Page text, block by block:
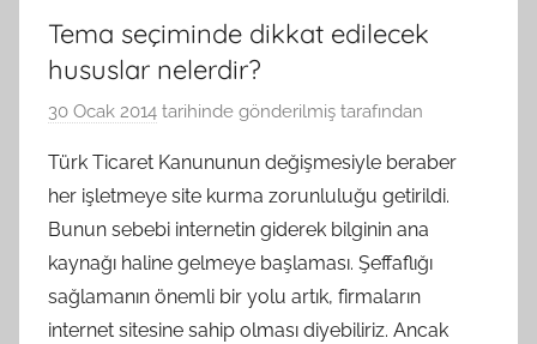
Tema seçiminde dikkat edilecek
hususlar nelerdir?
30 Ocak 2014 tarihinde gönderilmiş tarafından
Türk Ticaret Kanununun değişmesiyle beraber
her işletmeye site kurma zorunluluğu getirildi.
Bunun sebebi internetin giderek bilginin ana
kaynağı haline gelmeye başlaması. Şeffaflığı
sağlamanın önemli bir yolu artık, firmaların
internet sitesine sahip olması diyebiliriz. Ancak